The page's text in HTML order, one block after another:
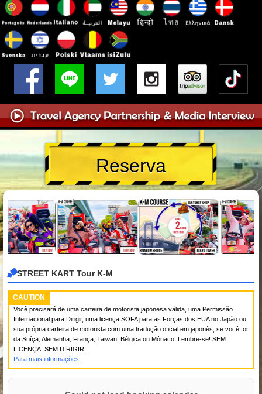
Reserva
STREET KART Tour K-M
CAUTION
Você precisará de uma carteira de motorista japonesa válida, uma Permissão
Internacional para Dirigir, uma licença SOFA para as Forças dos EUA no Japão ou
sua própria carteira de motorista com uma tradução oficial em japonês, se você for
da Suíça, Alemanha, França, Taiwan, Bélgica ou Mônaco. Lembre-se! SEM
LICENÇA, SEM DIRIGIR!
Para mais informações.